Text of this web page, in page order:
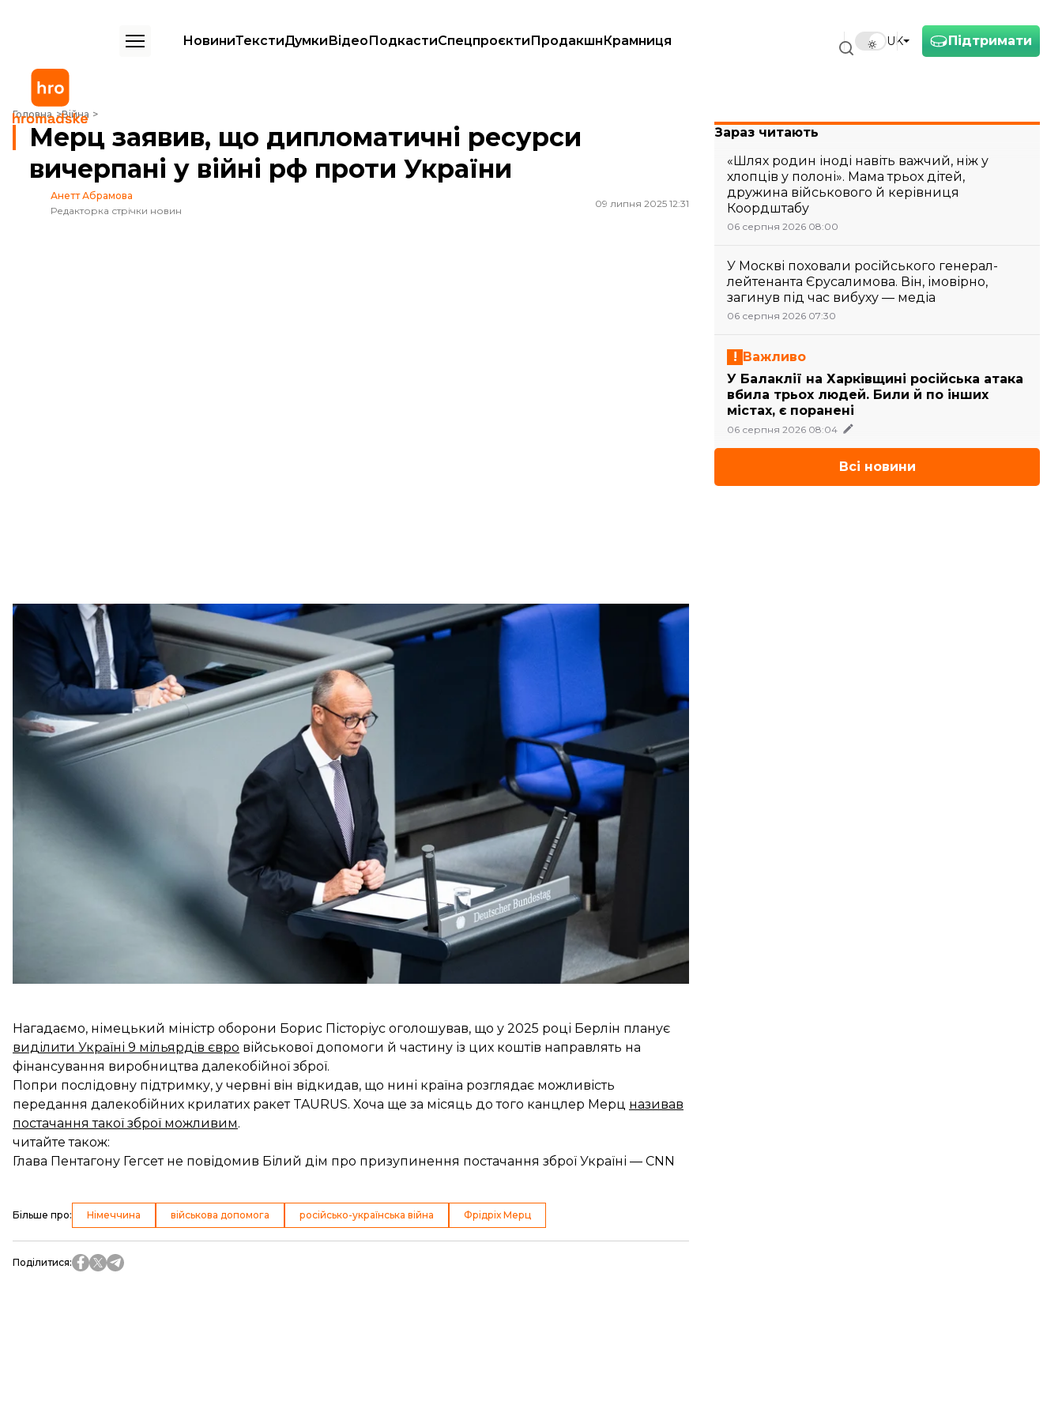
Підтримати
UK
НовиниТекстиДумкиВідеоПодкастиСпецпроєктиПродакшнКрамниця
Головна Війна
Мерц заявив, що дипломатичні ресурси вичерпані у війні рф проти України
Мерц заявив, що дипломатичні ресурси
вичерпані у війні рф проти України
Анетт Абрамова
Редакторка стрічки новин
09 липня 2025 12:31
Канцлер Німеччини Фрідріх Мерц
Foto: Bundesregierung / Sandra Steins
Канцлер Німеччини Фрідріх Мерц пообіцяв і надалі надавати допомогу Україні. На його думку,
дипломатичні засоби в російсько-українській війні «вичерпані».
Про це пишутьn-tvтаZDF heute.
Під час дебатів щодо бюджету в Бундестазі канцлер пообіцяв продовжувати німецьку підтримку
Україні,«навіть попри опір лівих і проросійських правих тут, у цій Палаті».
«Дипломатичні ресурси вичерпані»
, — заявив він та додав, що це сталося тоді, коли
«злочинний
режим використовує військову силу, щоб відкрито поставити під сумнів право на існування цілої
країни та прагне знищити політичну свободу всього європейського континенту».
Нагадаємо, німецький міністр оборони Борис Пісторіус оголошував, що у 2025 році Берлін планує
виділити Україні 9 мільярдів євро військової допомоги й частину із цих коштів направлять на
фінансування виробництва далекобійної зброї.
Попри послідовну підтримку, у червні він відкидав, що нині країна розглядає можливість
передання далекобійних крилатих ракет TAURUS. Хоча ще за місяць до того канцлер Мерц називав
постачання такої зброї можливим.
читайте також:
Глава Пентагону Гегсет не повідомив Білий дім про призупинення постачання зброї Україні — CNN
Більше про: Німеччина військова допомога російсько-українська війна Фрідріх Мерц
Поділитися:
Зараз читають
«Шлях родин іноді навіть важчий, ніж у
хлопців у полоні». Мама трьох дітей,
дружина військового й керівниця
Коордштабу
06 серпня 2026 08:00
У Москві поховали російського генерал-
лейтенанта Єрусалимова. Він, імовірно,
загинув під час вибуху — медіа
06 серпня 2026 07:30
Важливо
У Балаклії на Харківщині російська атака
вбила трьох людей. Били й по інших
містах, є поранені
06 серпня 2026 08:04
Всі новини